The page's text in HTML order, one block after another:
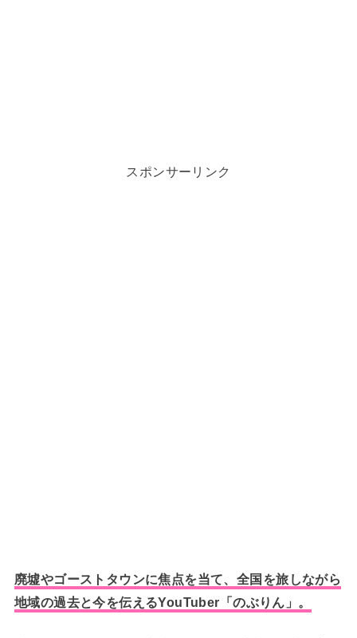
スポンサーリンク
廃墟やゴーストタウンに焦点を当て、全国を旅しながら
地域の過去と今を伝えるYouTuber「のぶりん」。